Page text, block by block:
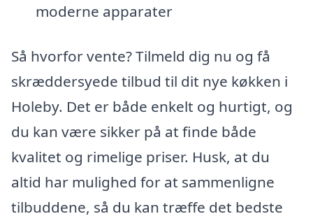
moderne apparater
Så hvorfor vente? Tilmeld dig nu og få
skræddersyede tilbud til dit nye køkken i
Holeby. Det er både enkelt og hurtigt, og
du kan være sikker på at finde både
kvalitet og rimelige priser. Husk, at du
altid har mulighed for at sammenligne
tilbuddene, så du kan træffe det bedste